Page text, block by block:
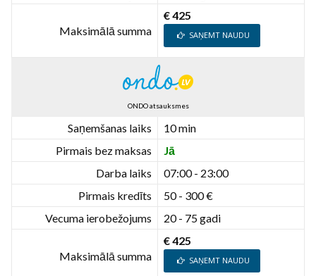
Maksimālā summa
€ 425
SAŅEMT NAUDU
ONDO atsauksmes
Saņemšanas laiks
10 min
Pirmais bez maksas
Jā
Darba laiks
07:00 - 23:00
Pirmais kredīts
50 - 300 €
Vecuma ierobežojums
20 - 75 gadi
Maksimālā summa
€ 425
SAŅEMT NAUDU